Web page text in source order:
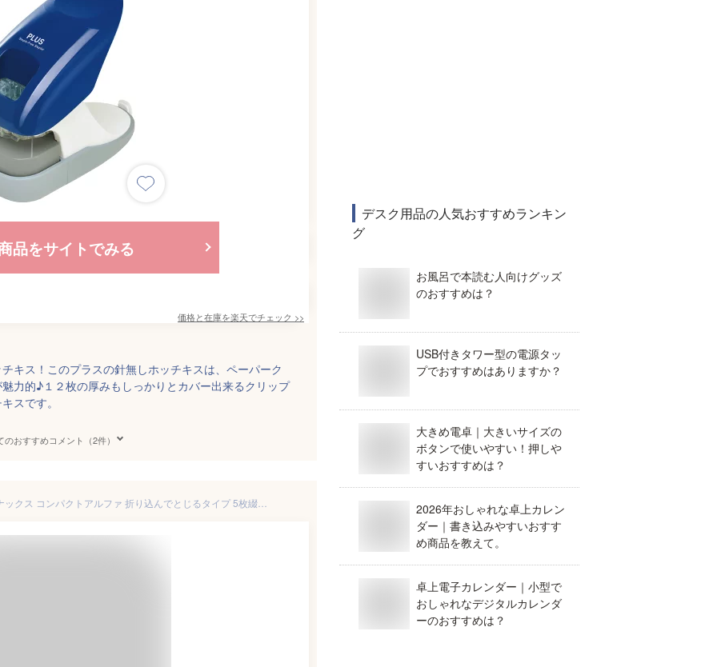
品をサイトでみる
価格と在庫を楽天でチェック >>
キス！このプラスの針無しホッチキスは、ペーパーク
力的♪１２枚の厚みもしっかりとカバー出来るクリップ
スです。
のおすすめコメント（2件）
デスク用品の人気おすすめランキン
グ
お風呂で本読む人向けグッズ
のおすすめは？
USB付きタワー型の電源タッ
プでおすすめはありますか？
大きめ電卓｜大きいサイズの
ボタンで使いやすい！押しや
すいおすすめは？
2026年おしゃれな卓上カレン
ダー｜書き込みやすいおすす
め商品を教えて。
卓上電子カレンダー｜小型で
おしゃれなデジタルカレンダ
ーのおすすめは？